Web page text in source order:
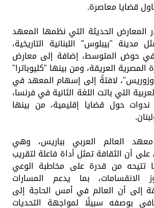
قضايا معاصرة.
المعارض الحديثة التي نظمها المعهد
"بيبلوس" اللبنانية التاريخية،
في حوض المتوسط، إضافة إلى معارض
العريقة، ومن بينها "كليوباترا"
لافتةً إلى إسهام المعهد في
التي باتت اللغة الثانية في فرنسا،
حول قضايا إقليمية، من بينها
العالم العربي بباريس، وهي
أن الثقافة تمثل أداة فاعلة لتقريب
تتيحه من قدرة على مخاطبة الوعي
الانقسامات، بما يدعم المسارات
إلى أن العالم في أمس الحاجة إلى
بوصفه سبيلًا لمواجهة التحديات